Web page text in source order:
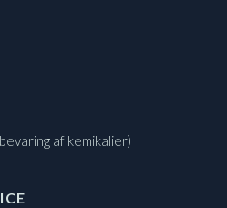
af kemikalier)